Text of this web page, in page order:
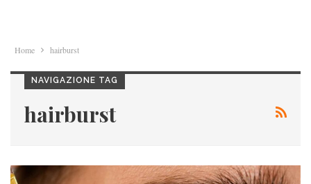
Home hairburst
NAVIGAZIONE TAG
hairburst